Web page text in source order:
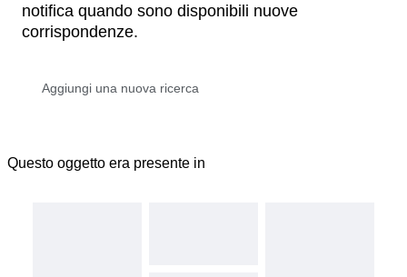
notifica quando sono disponibili nuove
corrispondenze.
Questo oggetto era presente in